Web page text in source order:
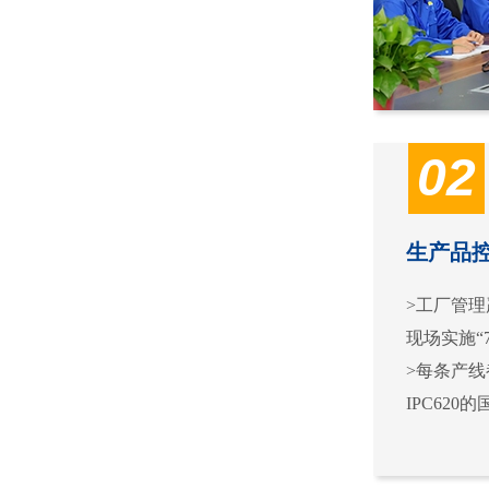
02
生产品
>工厂管
现场实施
>每条产
IPC620的